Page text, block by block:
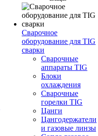
Сварочное
оборудование для TIG
сварки
Сварочные
аппараты TIG
Блоки
охлаждения
Сварочные
горелки TIG
Цанги
Цангодержатели
и газовые линзы